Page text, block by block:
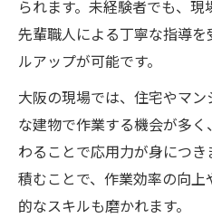
られます。未経験者でも、
先輩職人による丁寧な指導
ルアップが可能です。
大阪の現場では、住宅やマ
な建物で作業する機会が多
わることで応用力が身につ
積むことで、作業効率の向
的なスキルも磨かれます。